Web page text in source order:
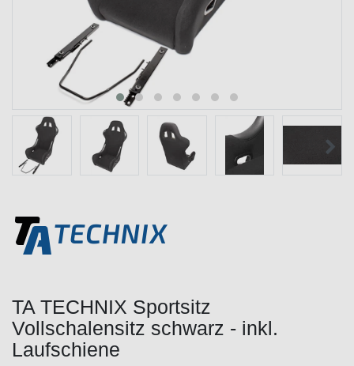
TA TECHNIX Sportsitz
Vollschalensitz schwarz - inkl.
Laufschiene